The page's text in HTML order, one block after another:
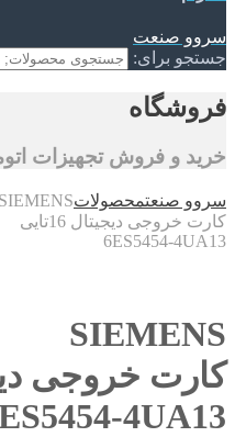
سروو صنعت
جستجو برای:
فروشگاه
خرید و فروش تجهیزات
سروو صنعتمحصولاتSIEMENS
کارت خروجی دیجیتال 16تایی
6ES5454-4UA13
SIEMENS
کارت خروجی
4UA13